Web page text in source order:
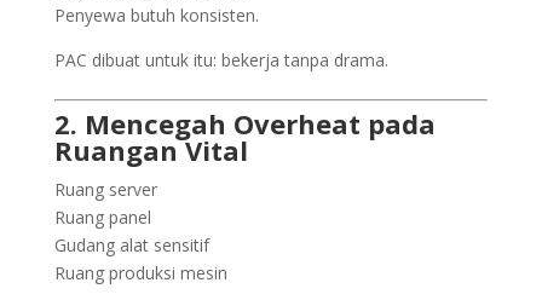
Penyewa butuh konsisten.
PAC dibuat untuk itu: bekerja tanpa drama.
2. Mencegah Overheat pada
Ruangan Vital
Ruang server
Ruang panel
Gudang alat sensitif
Ruang produksi mesin